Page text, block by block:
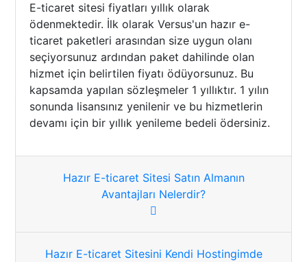
E-ticaret sitesi fiyatları yıllık olarak
ödenmektedir. İlk olarak Versus'un hazır e-
ticaret paketleri arasından size uygun olanı
seçiyorsunuz ardından paket dahilinde olan
hizmet için belirtilen fiyatı ödüyorsunuz. Bu
kapsamda yapılan sözleşmeler 1 yıllıktır. 1 yılın
sonunda lisansınız yenilenir ve bu hizmetlerin
devamı için bir yıllık yenileme bedeli ödersiniz.
Hazır E-ticaret Sitesi Satın Almanın
Avantajları Nelerdir?
Hazır E-ticaret Sitesini Kendi Hostingimde